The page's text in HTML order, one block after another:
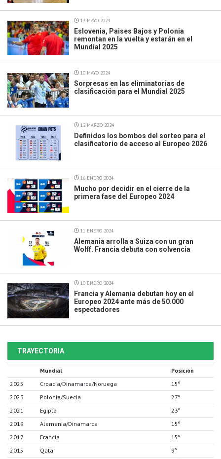
13 MAYO 2024
Eslovenia, Paises Bajos y Polonia
remontan en la vuelta y estarán en el
Mundial 2025
10 MAYO 2024
Sorpresas en las eliminatorias de
clasificación para el Mundial 2025
12 MARZO 2024
Definidos los bombos del sorteo para el
clasificatorio de acceso al Europeo 2026
16 ENERO 2024
Mucho por decidir en el cierre de la
primera fase del Europeo 2024
11 ENERO 2024
Alemania arrolla a Suiza con un gran
Wolff. Francia debuta con solvencia
10 ENERO 2024
Francia y Alemania debutan hoy en el
Europeo 2024 ante más de 50.000
espectadores
TRAYECTORIA
Mundial
Posición
2025
Croacia/Dinamarca/Noruega
15º
2023
Polonia/Suecia
27º
2021
Egipto
23º
2019
Alemania/Dinamarca
15º
2017
Francia
15º
2015
Qatar
9º